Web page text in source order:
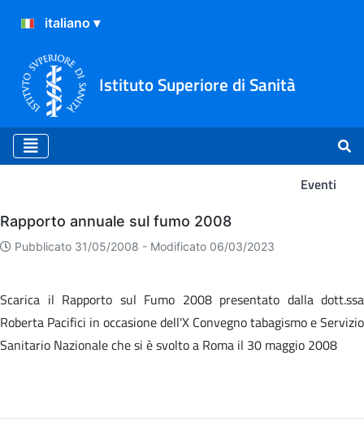
Istituto Superiore di Sanità
Eventi
Eventi
Rapporto annuale sul fumo 2008
Pubblicato 31/05/2008 - Modificato 06/03/2023
Scarica il Rapporto sul Fumo 2008 presentato dalla dott.ssa
Roberta Pacifici in occasione dell'X Convegno tabagismo e Servizio
Sanitario Nazionale che si è svolto a Roma il 30 maggio 2008